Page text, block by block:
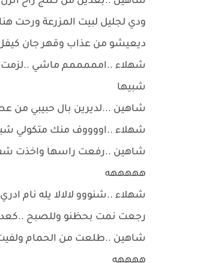
ودي لجليل لبيت المزرعة ورحت
ديعيشو من عذاب وقهر جان كيفل
شهلاء ..امممممم ماشي ..لزمت
شبيها
شاهين ...لديرين بال حبيبي من
شهلاء ..اووووف منك متكولي
شاهين ..رفعت راسها واخذت
هههههه
شهلاء ..شنووو لالالا يله نام
رجعت نمت بحظنو وللصبح
شاهين ..طلعت من الحمام ولفيت
ههههه